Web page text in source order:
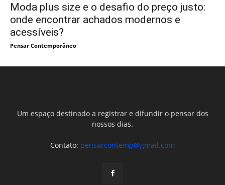
Moda plus size e o desafio do preço justo:
onde encontrar achados modernos e
acessíveis?
Pensar Contemporâneo
Um espaço destinado a registrar e difundir o pensar dos
nossos dias.
Contato: pensarcontemp@gmail.com